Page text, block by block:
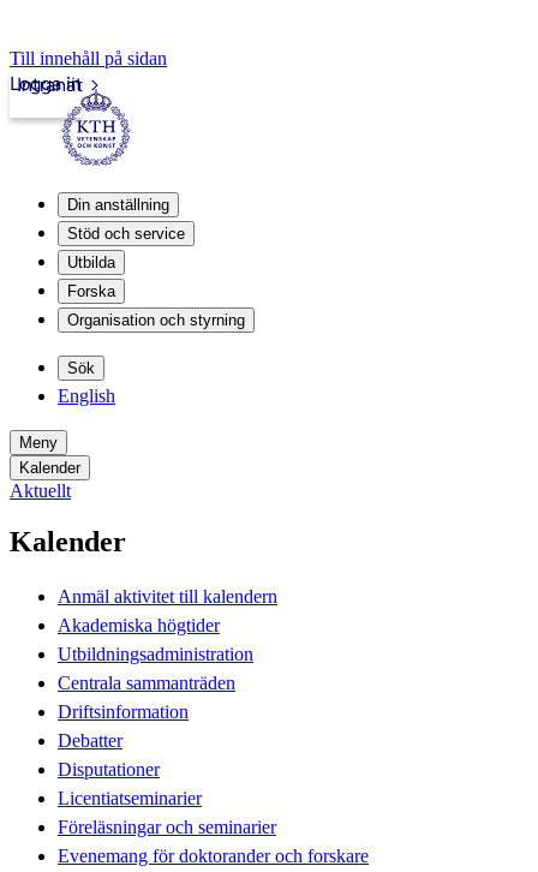
Till innehåll på sidan
Intranät
Logga in
Din anställning
Stöd och service
Utbilda
Forska
Organisation och styrning
Sök
English
Meny
Kalender
Aktuellt
Kalender
Anmäl aktivitet till kalendern
Akademiska högtider
Utbildningsadministration
Centrala sammanträden
Driftsinformation
Debatter
Disputationer
Licentiatseminarier
Föreläsningar och seminarier
Evenemang för doktorander och forskare